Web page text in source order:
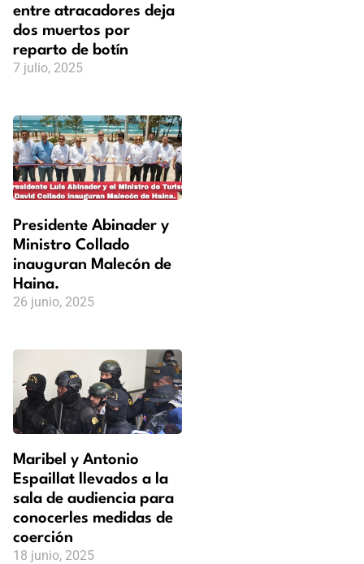
entre atracadores deja
dos muertos por
reparto de botín
7 julio, 2025
Presidente Abinader y
Ministro Collado
inauguran Malecón de
Haina.
26 junio, 2025
Maribel y Antonio
Espaillat llevados a la
sala de audiencia para
conocerles medidas de
coerción
18 junio, 2025